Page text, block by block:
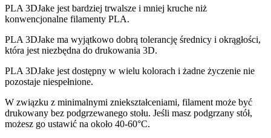
PLA 3DJake jest bardziej trwalsze i mniej kruche niż
konwencjonalne filamenty PLA.
PLA 3DJake ma wyjątkowo dobrą tolerancję średnicy i okrągłości,
która jest niezbędna do drukowania 3D.
PLA 3DJake jest dostępny w wielu kolorach i żadne życzenie nie
pozostaje niespełnione.
W związku z minimalnymi zniekształceniami, filament może być
drukowany bez podgrzewanego stołu. Jeśli masz podgrzany stół,
możesz go ustawić na około 40-60°C.